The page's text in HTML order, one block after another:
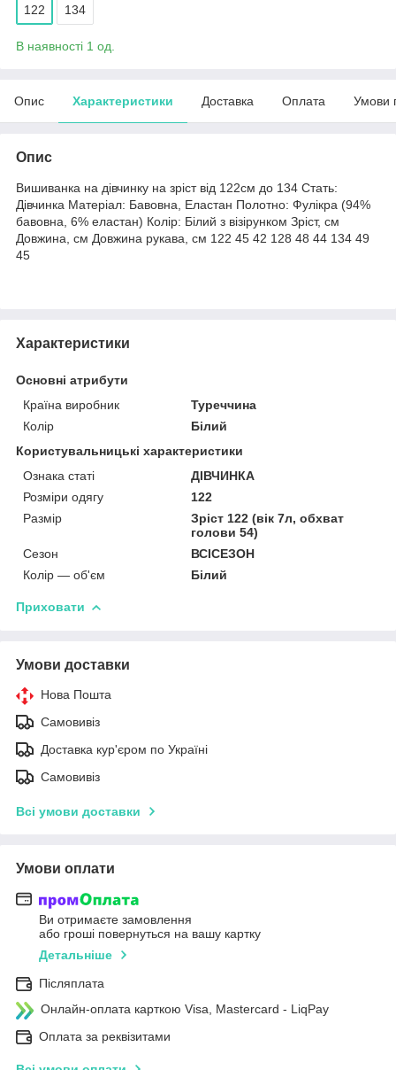
122 134
В наявності 1 од.
Опис Характеристики Доставка Оплата Умови
Опис
Вишиванка на дівчинку на зріст від 122см до 134 Стать:
Дівчинка Матеріал: Бавовна, Еластан Полотно: Фулікра (94%
бавовна, 6% еластан) Колір: Білий з візірунком Зріст, см
Довжина, см Довжина рукава, см 122 45 42 128 48 44 134 49
45
Характеристики
Основні атрибути
Країна виробник
Туреччина
Колір
Білий
Користувальницькі характеристики
Ознака статі
ДІВЧИНКА
Розміри одягу
122
Размір
Зріст 122 (вік 7л, обхват
голови 54)
Сезон
ВСІСЕЗОН
Колір — об'єм
Білий
Приховати
Умови доставки
Нова Пошта
Самовивіз
Доставка кур'єром по Україні
Самовивіз
Всі умови доставки
Умови оплати
Ви отримаєте замовлення
або гроші повернуться на вашу картку
Детальніше
Післяплата
Онлайн-оплата карткою Visa, Mastercard - LiqPay
Оплата за реквізитами